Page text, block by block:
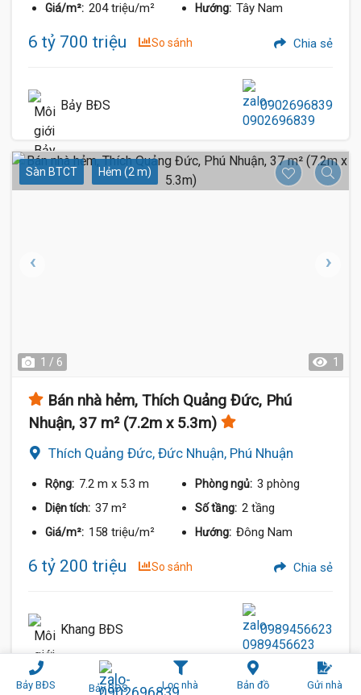
Bảy BĐS Bảy BĐS Lọc nhà Bản đồ Gửi nhà
Giá/m²: 204 triệu/m² Hướng: Tây Nam
6 tỷ 700 triệu So sánh Chia sẻ
Bảy BĐS 0902696839
Sàn BTCT Hẻm (2 m)
1 / 6 1
Bán nhà hẻm, Thích Quảng Đức, Phú
Nhuận, 37 m² (7.2m x 5.3m)
Thích Quảng Đức, Đức Nhuận, Phú Nhuận
Rộng: 7.2 m x 5.3 m Phòng ngủ: 3 phòng
Diện tích: 37 m² Số tầng: 2 tầng
Giá/m²: 158 triệu/m² Hướng: Đông Nam
6 tỷ 200 triệu So sánh Chia sẻ
Khang BĐS 0989456623